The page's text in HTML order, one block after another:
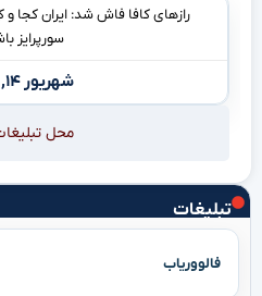
تبلیغات
فالووریاب
رازهای کافا فاش شد: ایران کجا
سورپرایز
شهریور ۱۴, ۱۴۰۴
محل